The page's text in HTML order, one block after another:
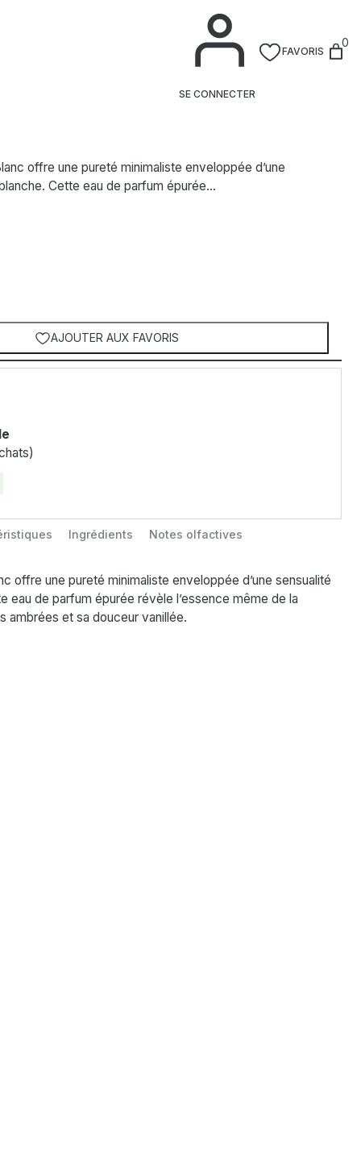
SE CONNECTER
FAVORIS
0
Blanc – Eau de parfum
offre une pureté minimaliste enveloppée d’une
Cette eau de parfum épurée…
AJOUTER AUX FAVORIS
Ingrédients Notes olfactives
offre une pureté minimaliste enveloppée d’une sensualité
eau de parfum épurée révèle l’essence même de la
ambrées et sa douceur vanillée.